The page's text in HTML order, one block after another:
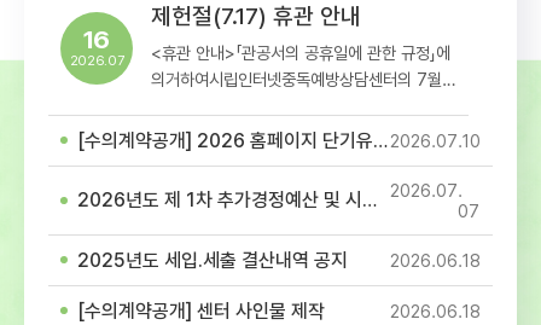
16
2026.07
제헌절(7.17) 휴관 안내
<휴관 안내>「관공서의 공휴일에 관한 규정」에
의거하여시립인터넷중독예방상담센터의 7월
참고하셔서 이용에 착오 없으시길 바랍니다.-
10
2026.07
[수의계약공개] 2026 홈페이지 단기유지보수 용역(홈페이지 이관 및 개발 작업) 계약
07
2026.07
2026년도 제 1차 추가경정예산 및 시설이용료 고시
18
2026.06
2025년도 세입.세출 결산내역 공지
18
2026.06
[수의계약공개] 센터 사인물 제작